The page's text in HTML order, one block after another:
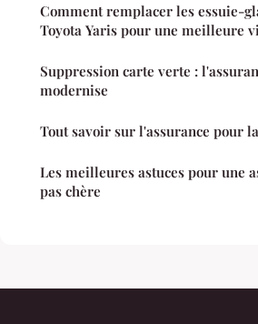
Comment remplacer les essuie-
Toyota Yaris pour une meilleure
Suppression carte verte :
modernise
Tout savoir sur l'assurance pour
Les meilleures astuces pour une
pas chère